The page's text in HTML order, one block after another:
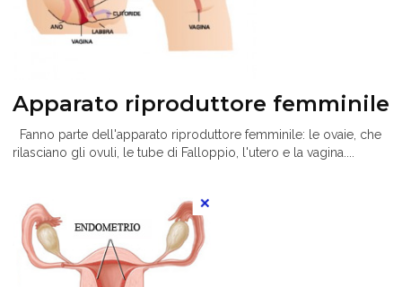
Apparato riproduttore femminile
Fanno parte dell'apparato riproduttore femminile: le ovaie, che
rilasciano gli ovuli, le tube di Falloppio, l'utero e la vagina....